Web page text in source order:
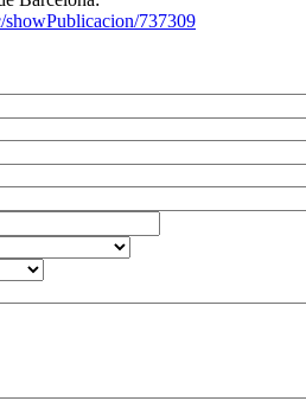
showPublicacion/737309